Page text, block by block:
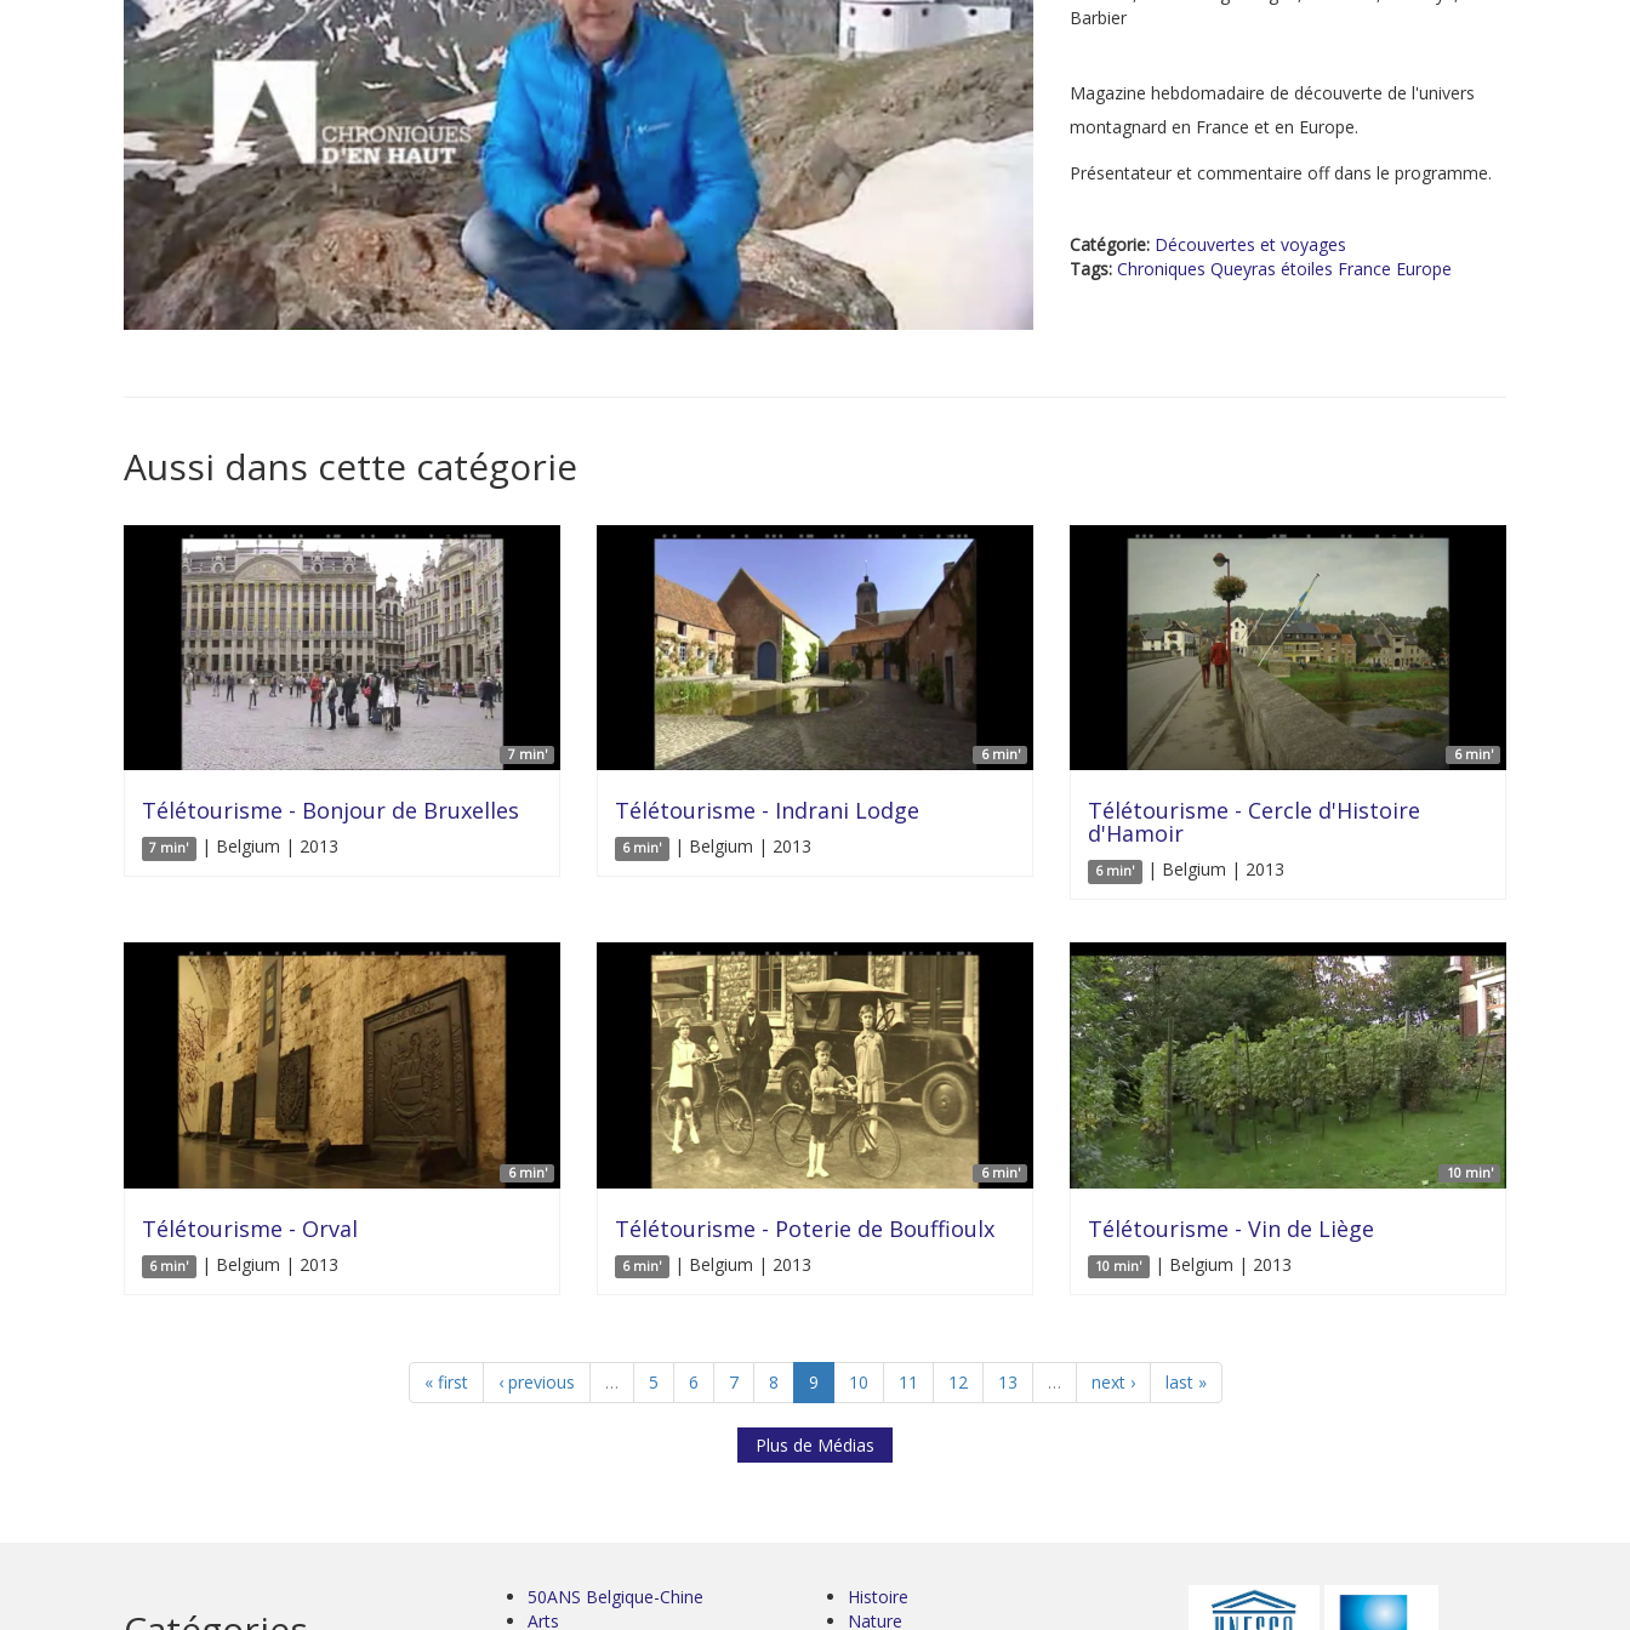
Barbier
Magazine hebdomadaire de découverte de l'univers
montagnard en France et en Europe.
Présentateur et commentaire off dans le programme.
Catégorie: Découvertes et voyages
Tags: Chroniques Queyras étoiles France Europe
Aussi dans cette catégorie
7 min'
Télétourisme - Bonjour de Bruxelles
7 min' | Belgium | 2013
6 min'
Télétourisme - Indrani Lodge
6 min' | Belgium | 2013
6 min'
Télétourisme - Cercle d'Histoire
d'Hamoir
6 min' | Belgium | 2013
6 min'
Télétourisme - Orval
6 min' | Belgium | 2013
6 min'
Télétourisme - Poterie de Bouffioulx
6 min' | Belgium | 2013
10 min'
Télétourisme - Vin de Liège
10 min' | Belgium | 2013
« first ‹ previous … 5 6 7 8 9 10 11 12 13 … next › last »
Plus de Médias
50ANS Belgique-Chine
Arts
Histoire
Nature